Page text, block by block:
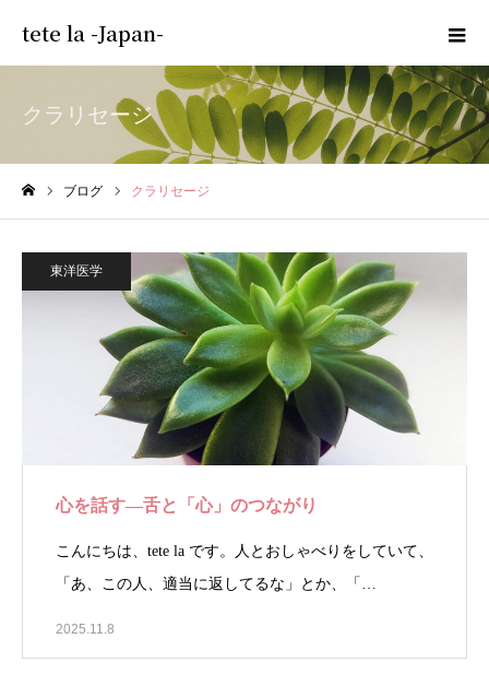
tete la -Japan-
クラリセージ
ブログ クラリセージ
東洋医学
心を話す—舌と「心」のつながり
こんにちは、tete la です。人とおしゃべりをしていて、
「あ、この人、適当に返してるな」とか、「…
2025.11.8